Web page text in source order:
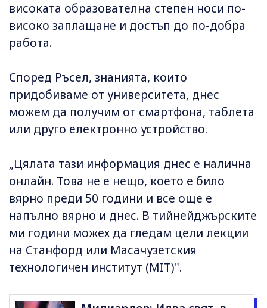
високата образователна степен носи по-
високо заплащане и достъп до по-добра
работа.
Според Ръсел, знанията, които
придобиваме от университета, днес
можем да получим от смартфона, таблета
или друго електронно устройство.
„Цялата тази информация днес е налична
онлайн. Това не е нещо, което е било
вярно преди 50 години и все още е
напълно вярно и днес. В тийнейджърските
ми години можех да гледам цели лекции
на Станфорд или Масачузетския
технологичен институт (MIT)".